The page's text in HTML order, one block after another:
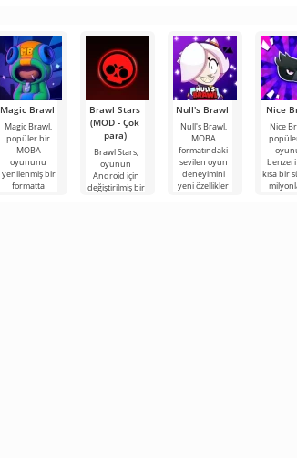
tüm
savunması
Magic Brawl
Magic Brawl,
popüler bir
MOBA
oyununu
yenilenmiş bir
formatta
Brawl Stars
(MOD - Çok
para)
Brawl Stars,
oyunun
Android için
değiştirilmiş bir
Null's Brawl
Null's Brawl,
MOBA
formatındaki
sevilen oyun
deneyimini
yeni özellikler
Nice
Nice
kısa bir